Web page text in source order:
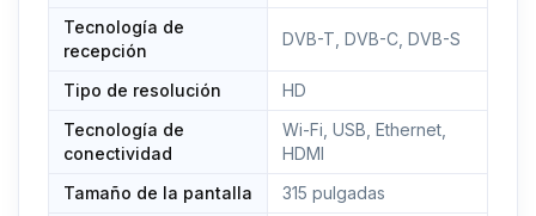
Tecnología de
recepción
DVB-T, DVB-C, DVB-S
Tipo de resolución
HD
Tecnología de
conectividad
Wi-Fi, USB, Ethernet,
HDMI
Tamaño de la pantalla
315 pulgadas